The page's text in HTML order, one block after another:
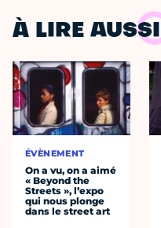
À LIRE AUSSI
ÉVÈNEMENT
On a vu, on a aimé
« Beyond the
Streets », l’expo
qui nous plonge
dans le street art